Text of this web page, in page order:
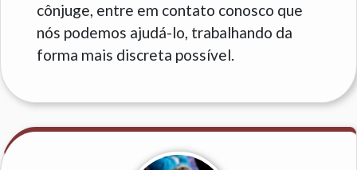
cônjuge, entre em contato conosco que
nós podemos ajudá-lo, trabalhando da
forma mais discreta possível.